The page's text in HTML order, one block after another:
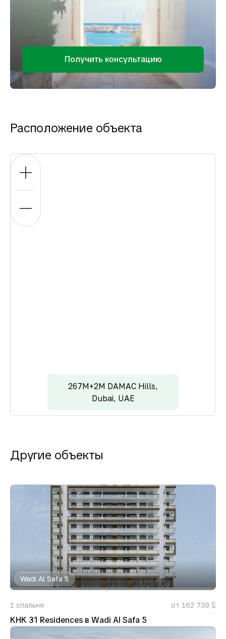
Получить консультацию
Расположение объекта
267M+2M DAMAC Hills,
Dubai, UAE
Другие объекты
Wadi Al Safa 5
1 спальня от 162 739 $
KHK 31 Residences в Wadi Al Safa 5